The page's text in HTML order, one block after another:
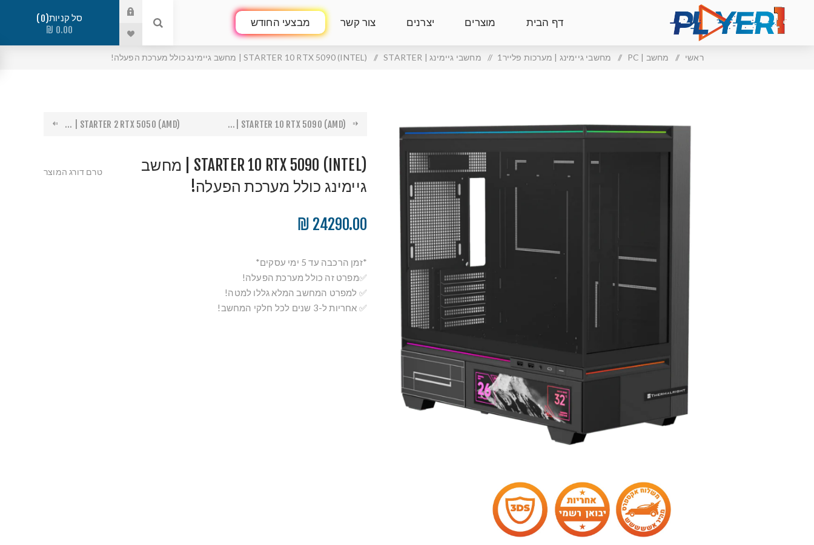
דף הבית מוצרים יצרנים צור קשר מבצעי החודש סל קניות 0
0.00 ₪
ראשי / מחשב | PC / מחשבי גיימינג | מערכות פלייר1 / מחשבי גיימינג | STARTER / STARTER 10 RTX 5090 (INTEL) | מחשב גיימינג כולל מערכת הפעלה!
STARTER 10 RTX 5090 (AMD) |...
STARTER 2 RTX 5050 (AMD) | ...
STARTER 10 RTX 5090 (INTEL) | מחשב
גיימינג כולל מערכת הפעלה!
טרם דורג המוצר
24290.00 ₪
*זמן הרכבה עד 5 ימי עסקים*
✅מפרט זה כולל מערכת הפעלה!
✅ למפרט המחשב המלא גללו למטה!
✅ אחריות ל-3 שנים לכל חלקי המחשב!